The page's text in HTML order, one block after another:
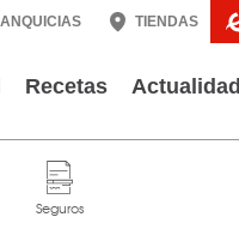
TIENDAS
Recetas Actualidad